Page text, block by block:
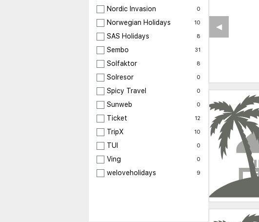
Nordic Invasion 0
Norwegian Holidays 10
SAS Holidays 8
Sembo 31
Solfaktor 8
Solresor 0
Spicy Travel 0
Sunweb 0
Ticket 12
TripX 10
TUI 0
Ving 0
weloveholidays 9
◀︎